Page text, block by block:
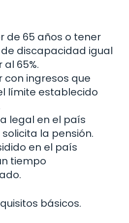
de 65 años o tener
discapacidad igual
al 65%.
con ingresos que
límite establecido
legal en el país
la pensión.
en el país
tiempo
básicos.